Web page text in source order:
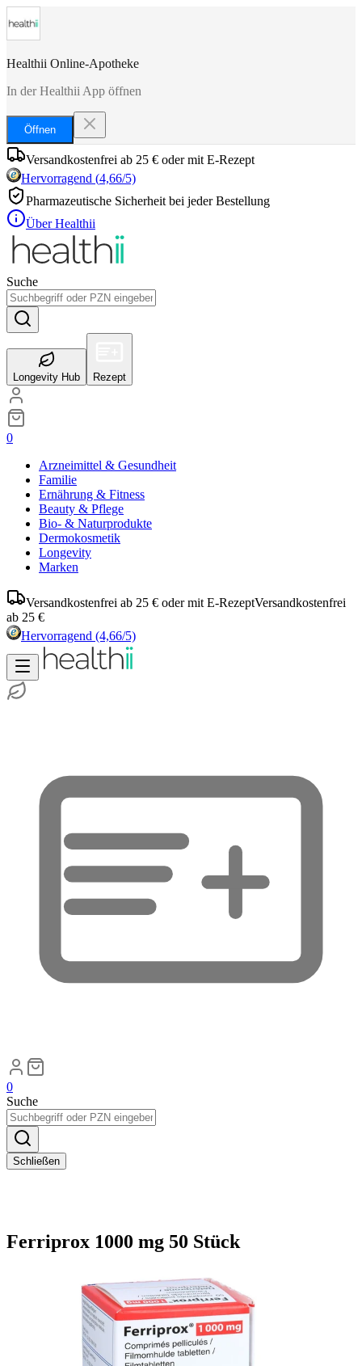
Healthii Online-Apotheke
In der Healthii App öffnen
Öffnen
Versandkostenfrei ab 25 € oder mit E-Rezept
Hervorragend (4,66/5)
Pharmazeutische Sicherheit bei jeder Bestellung
Über Healthii
Suche
Longevity Hub Rezept
0
Arzneimittel & Gesundheit
Familie
Ernährung & Fitness
Beauty & Pflege
Bio- & Naturprodukte
Dermokosmetik
Longevity
Marken
Versandkostenfrei ab 25 € oder mit E-RezeptVersandkostenfrei
ab 25 €
Hervorragend (4,66/5)
0
Suche
Schließen
Ferriprox 1000 mg 50 Stück